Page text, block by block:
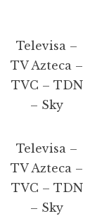
Televisa –
TV Azteca –
TVC – TDN
– Sky
Televisa –
TV Azteca –
TVC – TDN
– Sky